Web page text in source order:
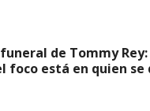
de Tommy
foco está en quien se